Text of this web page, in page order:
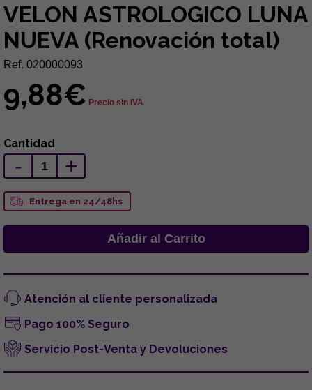
VELON ASTROLOGICO LUNA
NUEVA (Renovación total)
Ref. 020000093
9,88€ Precio sin IVA
Cantidad
- +
Entrega en 24/48hs
Atención al cliente personalizada
Pago 100% Seguro
Servicio Post-Venta y Devoluciones